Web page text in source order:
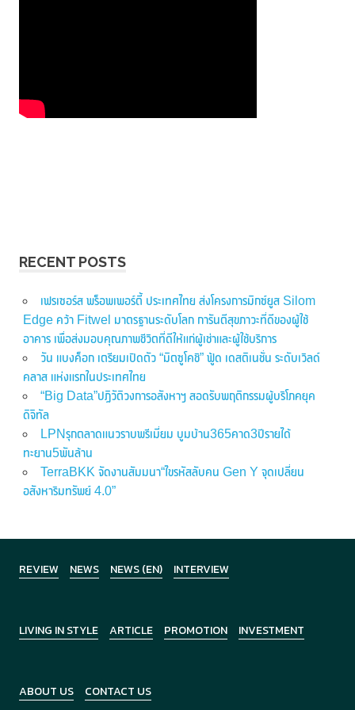
RECENT POSTS
เฟรเซอร์ส พร็อพเพอร์ตี้ ประเทศไทย ส่งโครงการมิกซ์ยูส Silom
Edge คว้า Fitwel มาตรฐานระดับโลก การันตีสุขภาวะที่ดีของผู้ใช้
อาคาร เพื่อส่งมอบคุณภาพชีวิตที่ดีให้แก่ผู้เช่าและผู้ใช้บริการ
วัน แบงค็อก เตรียมเปิดตัว “มิตซูโคชิ” ฟู้ด เดสติเนชั่น ระดับเวิลด์
คลาส แห่งแรกในประเทศไทย
“Big Data”ปฏิวัติวงการอสังหาฯ สอดรับพฤติกรรมผู้บริโภคยุค
ดิจิทัล
LPNรุกตลาดแนวราบพรีเมี่ยม บูมบ้าน365คาด3ปีรายได้
ทะยาน5พันล้าน
TerraBKK จัดงานสัมมนา“ไขรหัสลับคน Gen Y จุดเปลี่ยน
อสังหาริมทรัพย์ 4.0”
REVIEW NEWS NEWS (EN) INTERVIEW
LIVING IN STYLE ARTICLE PROMOTION INVESTMENT
ABOUT US CONTACT US